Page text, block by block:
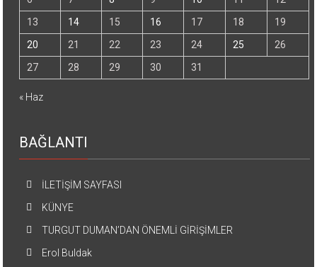
13
14 15 16 17 18
19
20
21 22 23 24 25
26
27
28 29 30 31
« Haz
BAĞLANTI
İLETİŞİM SAYFASI
KÜNYE
TURGUT DUMAN’DAN ÖNEMLİ GİRİŞİMLER
Erol Buldak